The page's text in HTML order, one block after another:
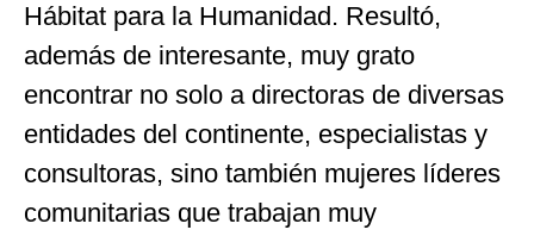
Hábitat para la Humanidad. Resultó,
además de interesante, muy grato
encontrar no solo a directoras de diversas
entidades del continente, especialistas y
consultoras, sino también mujeres líderes
comunitarias que trabajan muy